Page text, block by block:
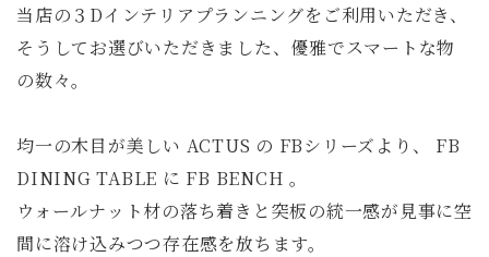
当店の３Dインテリアプランニングをご利用いただき、
そうしてお選びいただきました、優雅でスマートな物
の数々。
均一の木目が美しい ACTUS の FBシリーズより、 FB
DINING TABLE に FB BENCH 。
ウォールナット材の落ち着きと突板の統一感が見事に空
間に溶け込みつつ存在感を放ちます。